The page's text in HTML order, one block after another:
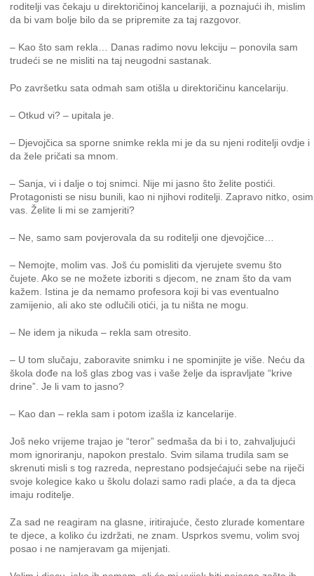
roditelji vas čekaju u direktoričinoj kancelariji, a poznajući ih, mislim
da bi vam bolje bilo da se pripremite za taj razgovor.
– Kao što sam rekla… Danas radimo novu lekciju – ponovila sam
trudeći se ne misliti na taj neugodni sastanak.
Po završetku sata odmah sam otišla u direktoričinu kancelariju.
– Otkud vi? – upitala je.
– Djevojčica sa sporne snimke rekla mi je da su njeni roditelji ovdje i
da žele pričati sa mnom.
– Sanja, vi i dalje o toj snimci. Nije mi jasno što želite postići.
Protagonisti se nisu bunili, kao ni njihovi roditelji. Zapravo nitko, osim
vas. Želite li mi se zamjeriti?
– Ne, samo sam povjerovala da su roditelji one djevojčice…
– Nemojte, molim vas. Još ću pomisliti da vjerujete svemu što
čujete. Ako se ne možete izboriti s djecom, ne znam što da vam
kažem. Istina je da nemamo profesora koji bi vas eventualno
zamijenio, ali ako ste odlučili otići, ja tu ništa ne mogu.
– Ne idem ja nikuda – rekla sam otresito.
– U tom slučaju, zaboravite snimku i ne spominjite je više. Neću da
škola dođe na loš glas zbog vas i vaše želje da ispravljate “krive
drine”. Je li vam to jasno?
– Kao dan – rekla sam i potom izašla iz kancelarije.
Još neko vrijeme trajao je “teror” sedmaša da bi i to, zahvaljujući
mom ignoriranju, napokon prestalo. Svim silama trudila sam se
skrenuti misli s tog razreda, neprestano podsjećajući sebe na riječi
svoje kolegice kako u školu dolazi samo radi plaće, a da ta djeca
imaju roditelje.
Za sad ne reagiram na glasne, iritirajuće, često zlurade komentare
te djece, a koliko ću izdržati, ne znam. Usprkos svemu, volim svoj
posao i ne namjeravam ga mijenjati.